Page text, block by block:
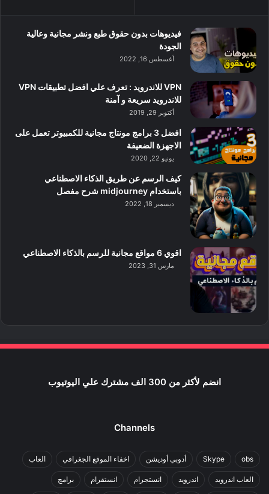
فيديوهات بدون حقوق طبع ونشر مجانية وعالية
الجودة
أغسطس 16, 2022
VPN للاندرويد : تعرف علي افضل تطبيقات VPN
للاندرويد سريعة و آمنة
أكتوبر 29, 2019
افضل 3 برامج مونتاج مجانية للكمبيوتر تعمل على
الاجهزة الضعيفة
يونيو 22, 2020
كيف الرسم عن طريق الذكاء الاصطناعي
باستخدام midjourney شرح مفصل
ديسمبر 18, 2022
اقوي 6 مواقع مجانية للرسم بالذكاء الاصطناعي
مارس 31, 2023
انضم لأكثر من 300 الف مشترك علي اليوتيوب
Channels
obs
Skype أدوبي أوديشن اخفاء الموقع الجغرافي العاب
العاب اندرويد اندرويد انستجرام انستقرام برامج